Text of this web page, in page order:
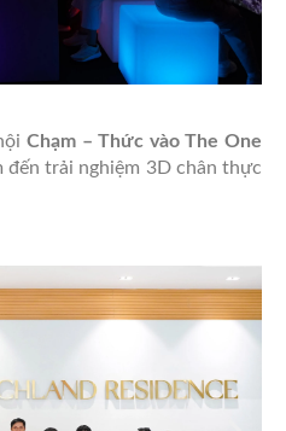
Chạm – Thức vào The One
đến trải nghiệm 3D chân thực